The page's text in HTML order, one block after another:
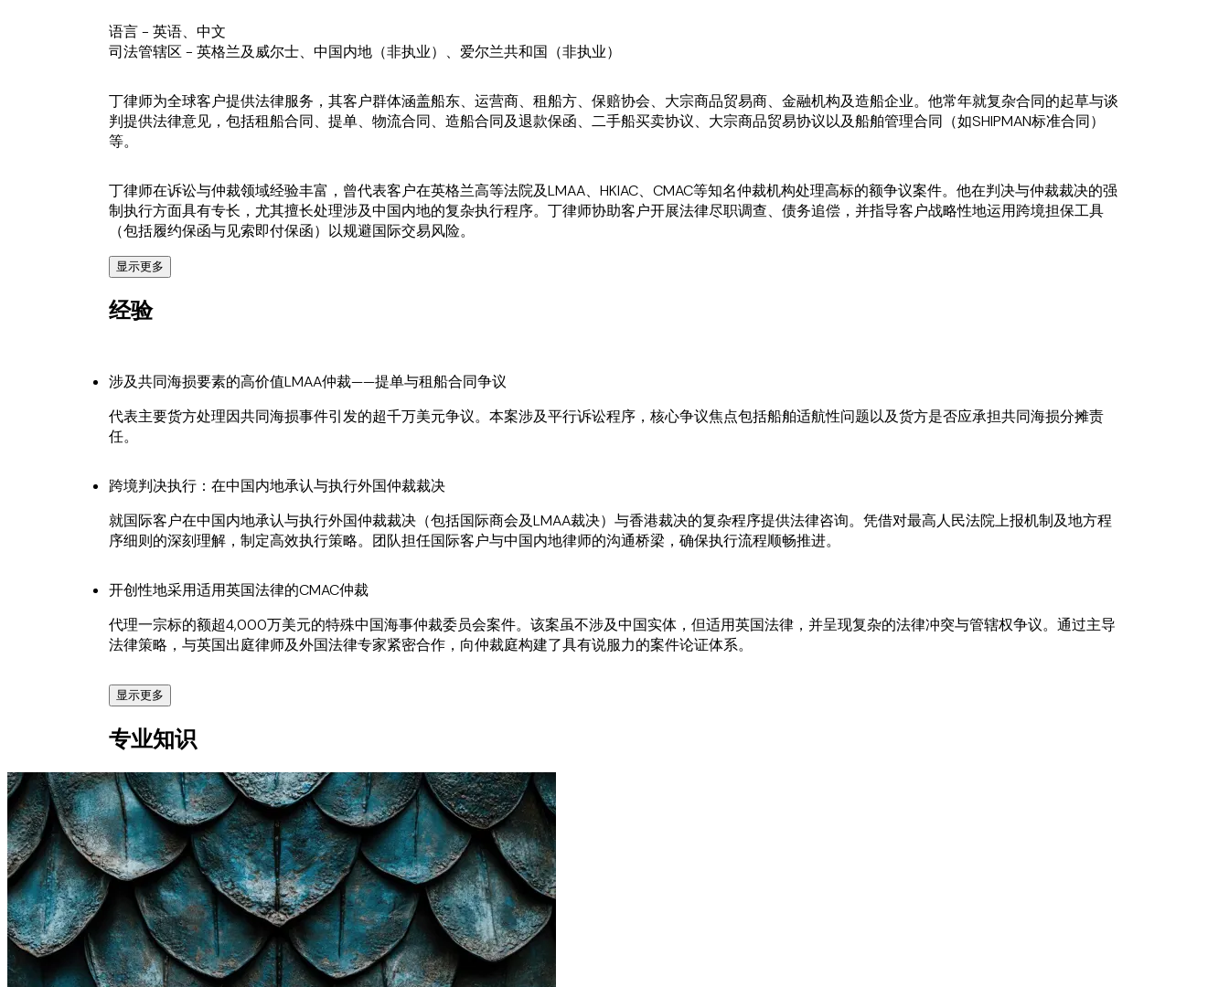
语言 - 英语、中文
司法管辖区 - 英格兰及威尔士、中国内地（非执业）、爱尔兰共和国（非执业）
丁律师为全球客户提供法律服务，其客户群体涵盖船东、运营商、租船方、保赔协会、大宗商品贸易商、金融机构及造船企业。他常年就复杂合同的起草与谈
判提供法律意见，包括租船合同、提单、物流合同、造船合同及退款保函、二手船买卖协议、大宗商品贸易协议以及船舶管理合同（如SHIPMAN标准合同）
等。
丁律师在诉讼与仲裁领域经验丰富，曾代表客户在英格兰高等法院及LMAA、HKIAC、CMAC等知名仲裁机构处理高标的额争议案件。他在判决与仲裁裁决的强
制执行方面具有专长，尤其擅长处理涉及中国内地的复杂执行程序。丁律师协助客户开展法律尽职调查、债务追偿，并指导客户战略性地运用跨境担保工具
（包括履约保函与见索即付保函）以规避国际交易风险。
丁律师曾入选著名的"英国大法官中国青年律师培训计划"，在伦敦金融城航运律师事务所及顶尖出庭律师事务所完成专业培训，这巩固了其在国际法领域的执
业根基。他精通普通话与英语，善于引导客户应对跨境业务中的法律与文化差异。
显示更多
经验
涉及共同海损要素的高价值LMAA仲裁——提单与租船合同争议
代表主要货方处理因共同海损事件引发的超千万美元争议。本案涉及平行诉讼程序，核心争议焦点包括船舶适航性问题以及货方是否应承担共同海损分摊责
任。
跨境判决执行：在中国内地承认与执行外国仲裁裁决
就国际客户在中国内地承认与执行外国仲裁裁决（包括国际商会及LMAA裁决）与香港裁决的复杂程序提供法律咨询。凭借对最高人民法院上报机制及地方程
序细则的深刻理解，制定高效执行策略。团队担任国际客户与中国内地律师的沟通桥梁，确保执行流程顺畅推进。
开创性地采用适用英国法律的CMAC仲裁
代理一宗标的额超4,000万美元的特殊中国海事仲裁委员会案件。该案虽不涉及中国实体，但适用英国法律，并呈现复杂的法律冲突与管辖权争议。通过主导
法律策略，与英国出庭律师及外国法律专家紧密合作，向仲裁庭构建了具有说服力的案件论证体系。
关于保函解释的标杆性案例："Zagora"轮英国高等法院判例
标志性胜诉。该案判决已成为保函解释领域的权威先例，为全球船东提供了明确的法律保护依据。
英国法专家顾问：协助中国仲裁案处理复杂船舶融资问题
就一宗中国仲裁案件为客户提供关键支持，该案结果取决于对复杂船舶融资架构中受英国法管辖交易文件的正确解释。通过与中方律师团队协作，起草全面的
专家法律意见书，成功解构复杂金融架构，并根据英国法清晰阐释各方权利义务关系。
金融机构顾问：审阅造船退款保函
担任数家中国主要商业银行的首选外部法律顾问，通过审阅英国法管辖的退款保函及见索即付保函，为高价值造船项目提供全面风险保障。作为该领域的权威
显示更多
专业知识